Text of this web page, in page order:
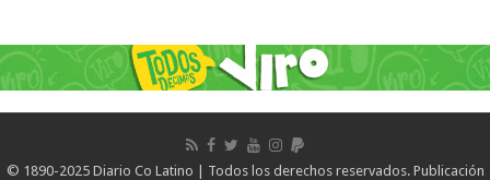
© 1890-2025 Diario Co Latino | Todos los derechos reservados. Publicación